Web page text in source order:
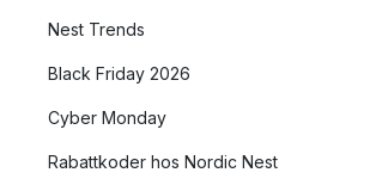
Nest Trends
Black Friday 2026
Cyber Monday
Rabattkoder hos Nordic Nest